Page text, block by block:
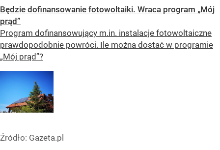
Będzie dofinansowanie fotowoltaiki. Wraca program „Mój
prąd”
Program dofinansowujący m.in. instalacje fotowoltaiczne
prawdopodobnie powróci. Ile można dostać w programie
„Mój prąd”?
Źródło: Gazeta.pl